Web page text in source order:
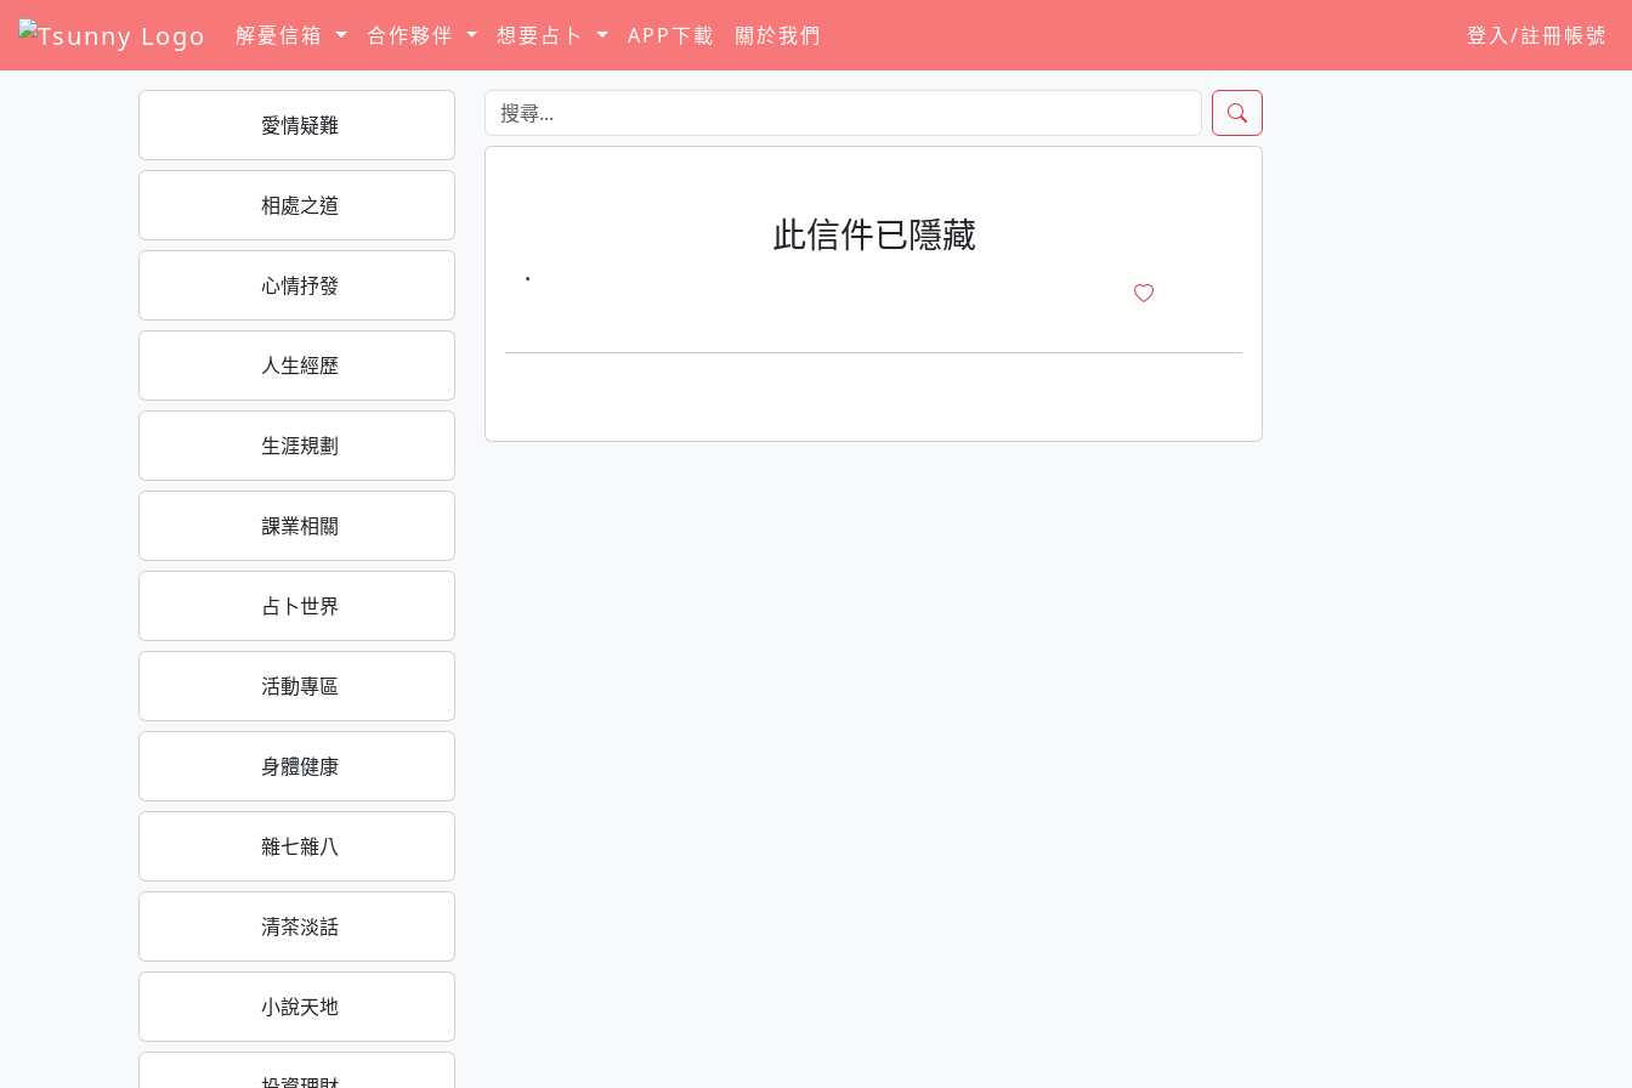
解憂信箱 合作夥伴 想要占卜 APP下載 關於我們 登入/註冊帳號
愛情疑難
相處之道
心情抒發
人生經歷
生涯規劃
課業相關
占卜世界
活動專區
身體健康
雜七雜八
清茶淡話
小說天地
此信件已隱藏
·